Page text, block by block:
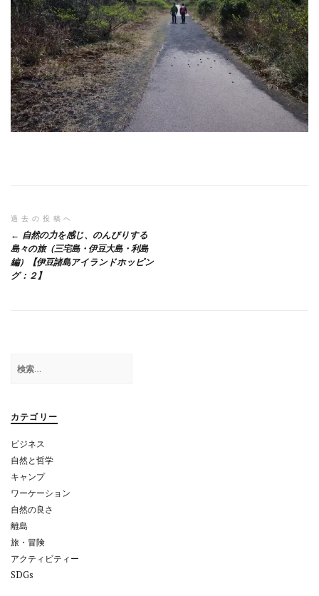
投
稿
ナ
シ
ン
過去の投稿へ
自然の力を感じ、のんびりする
島々の旅（三宅島・伊豆大島・利島
編）【伊豆諸島アイランドホッピン
グ：２】
索:
カテゴリー
ビジネス
自然と哲学
キャンプ
ワーケーション
自然の良さ
離島
旅・冒険
アクティビティー
SDGs